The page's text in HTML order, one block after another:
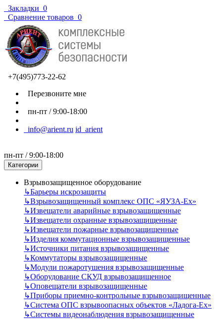
Закладки 0
Сравнение товаров 0
+7(495)773-22-62
Перезвоните мне
пн-пт / 9:00-18:00
info@arient.ru id_arient
пн-пт / 9:00-18:00
Категории
Взрывозащищенное оборудование
↳Барьеры искрозащиты
↳Взрывозащищенный комплекс ОПС «ЯУЗА-Ех»
↳Извещатели аварийные взрывозащищенные
↳Извещатели охранные взрывозащищенные
↳Извещатели пожарные взрывозащищенные
↳Изделия коммутационные взрывозащищенные
↳Источники питания взрывозащищенные
↳Коммутаторы взрывозащищенные
↳Модули пожаротушения взрывозащищенные
↳Оборудование СКУД взрывозащищенное
↳Оповещатели взрывозащищенные
↳Приборы приемно-контрольные взрывозащищенные
↳Система ОПС взрывоопасных объектов «Ладога-Ex»
↳Системы видеонаблюдения взрывозащищенные